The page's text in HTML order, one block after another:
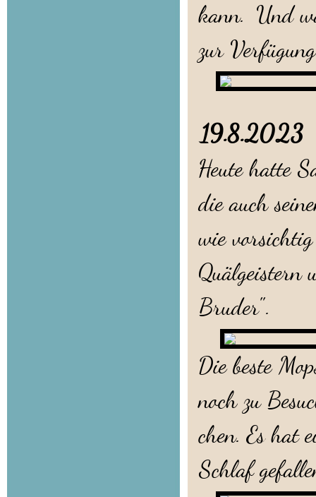
kann. Und
zur
Heute hatte
die auch
wie
Quälgeistern
Bruder".
Die beste
noch zu
chen. Es hat
Schlaf